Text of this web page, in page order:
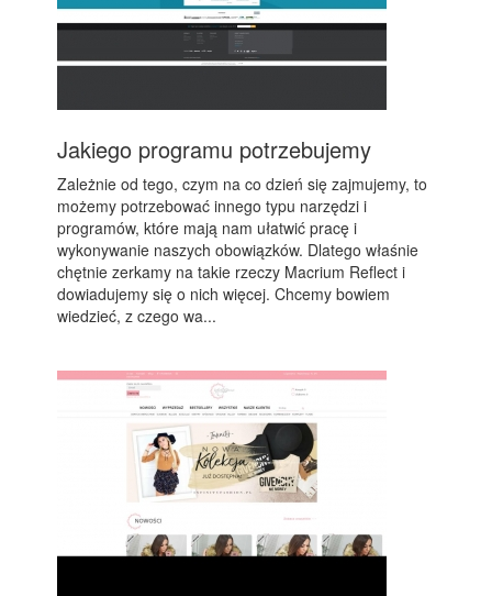
Jakiego programu potrzebujemy
Zależnie od tego, czym na co dzień się zajmujemy, to
możemy potrzebować innego typu narzędzi i
programów, które mają nam ułatwić pracę i
wykonywanie naszych obowiązków. Dlatego właśnie
chętnie zerkamy na takie rzeczy Macrium Reflect i
dowiadujemy się o nich więcej. Chcemy bowiem
wiedzieć, z czego wa...